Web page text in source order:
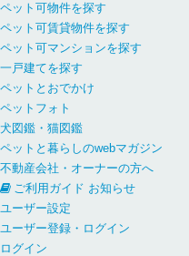
ペット可物件を探す
ペット可賃貸物件を探す
ペット可マンションを探す
一戸建てを探す
ペットとおでかけ
ペットフォト
犬図鑑・猫図鑑
ペットと暮らしのwebマガジン
不動産会社・オーナーの方へ
ご利用ガイド お知らせ
ユーザー設定
ユーザー登録・ログイン
ログイン